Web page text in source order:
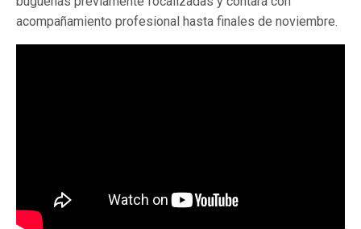
acompañamiento profesional hasta finales de noviembre.